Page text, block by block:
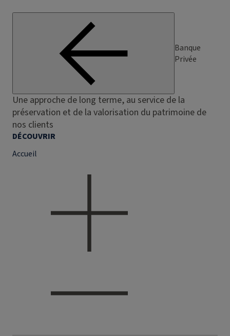
Banque
Privée
Une approche de long terme, au service de la
préservation et de la valorisation du patrimoine de
nos clients
DÉCOUVRIR
Accueil